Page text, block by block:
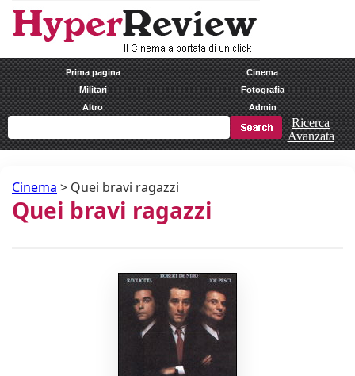
Prima pagina
Cinema
Militari
Fotografia
Altro
Admin
Ricerca
Avanzata
Cinema > Quei bravi ragazzi
Quei bravi ragazzi